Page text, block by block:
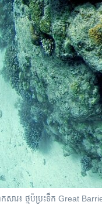
កសារ៖ ​ថ្ម​ប៉ប្រះ​ទឹក ​Great